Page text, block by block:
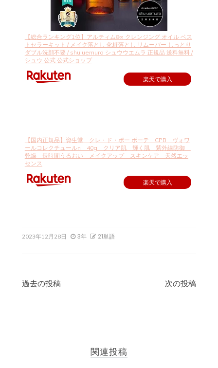
【総合ランキング1位】アルティム8∞ クレンジング オイル ベス
トセラーキット / メイク落とし 化粧落とし リムーバー しっとり
ダブル洗顔不要 / shu uemura シュウウエムラ 正規品 送料無料 /
シュウ 公式 公式ショップ
楽天で購入
【国内正規品】資生堂 クレ・ド・ポー ボーテ CPB ヴォワ
ールコレクチュールn 40g クリア肌 輝く肌 紫外線防御
乾燥 長時間うるおい メイクアップ スキンケア 天然エッ
センス
楽天で購入
2023年12月28日 3年 21単語
投
過去の投稿 次の投稿
関連投稿